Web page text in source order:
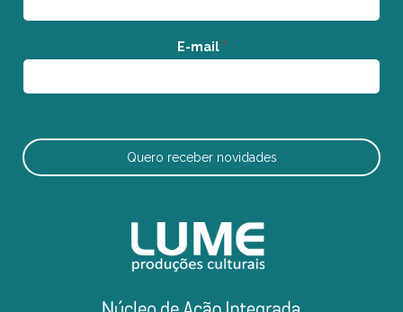
E-mail *
Quero receber novidades